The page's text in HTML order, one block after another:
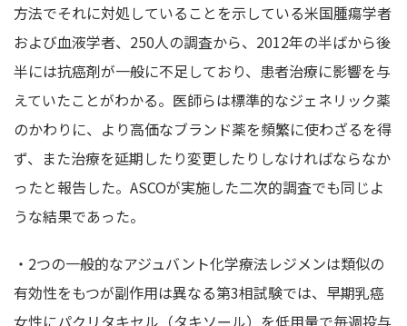
方法でそれに対処していることを示している米国腫瘍学者
および血液学者、250人の調査から、2012年の半ばから後
半には抗癌剤が一般に不足しており、患者治療に影響を与
えていたことがわかる。医師らは標準的なジェネリック薬
のかわりに、より高価なブランド薬を頻繁に使わざるを得
ず、また治療を延期したり変更したりしなければならなか
ったと報告した。ASCOが実施した二次的調査でも同じよ
うな結果であった。
・2つの一般的なアジュバント化学療法レジメンは類似の
有効性をもつが副作用は異なる第3相試験では、早期乳癌
女性にパクリタキセル（タキソール）を低用量で毎週投与